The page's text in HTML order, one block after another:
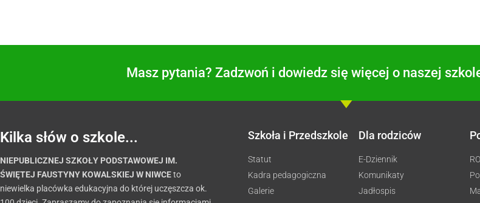
Masz pytania? Zadzwoń i dowiedz się więcej o naszej
Kilka słów o szkole...
NIEPUBLICZNEJ SZKOŁY PODSTAWOWEJ IM.
ŚWIĘTEJ FAUSTYNY KOWALSKIEJ W NIWCEto
niewielka placówka edukacyjna do której uczęszcza ok.
Szkoła i Przedszkole
Statut
Kadra pedagogiczna
Galerie
Dla rodziców
E-Dziennik
Komunikaty
Jadłospis